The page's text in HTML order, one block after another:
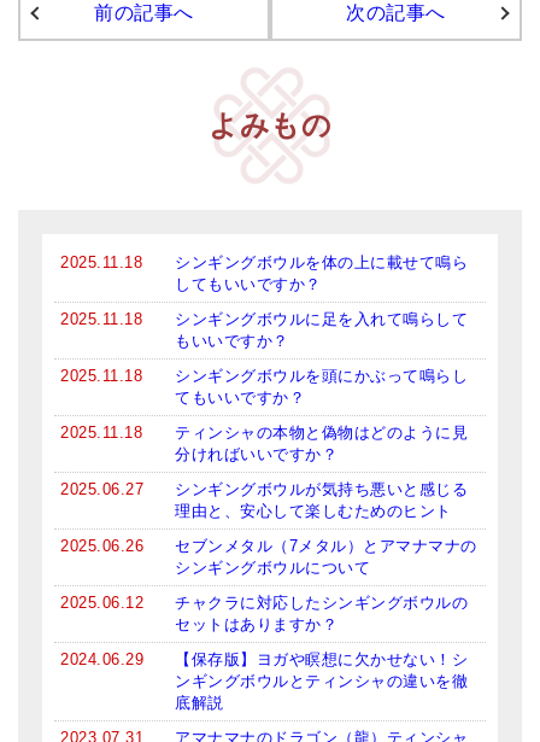
前の記事へ 次の記事へ
よみもの
2025.11.18
シンギングボウルを体の上に載せて鳴ら
してもいいですか？
2025.11.18
シンギングボウルに足を入れて鳴らして
もいいですか？
2025.11.18
シンギングボウルを頭にかぶって鳴らし
てもいいですか？
2025.11.18
ティンシャの本物と偽物はどのように見
分ければいいですか？
2025.06.27
シンギングボウルが気持ち悪いと感じる
理由と、安心して楽しむためのヒント
2025.06.26
セブンメタル（7メタル）とアマナマナの
シンギングボウルについて
2025.06.12
チャクラに対応したシンギングボウルの
セットはありますか？
2024.06.29
【保存版】ヨガや瞑想に欠かせない！シ
ンギングボウルとティンシャの違いを徹
底解説
2023.07.31
アマナマナのドラゴン（龍）ティンシャ